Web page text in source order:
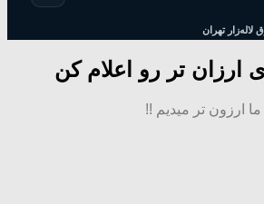
لاله‌زار تهران
ارزان تر رو اعلام کن
ما ارزون تر میدیم !!